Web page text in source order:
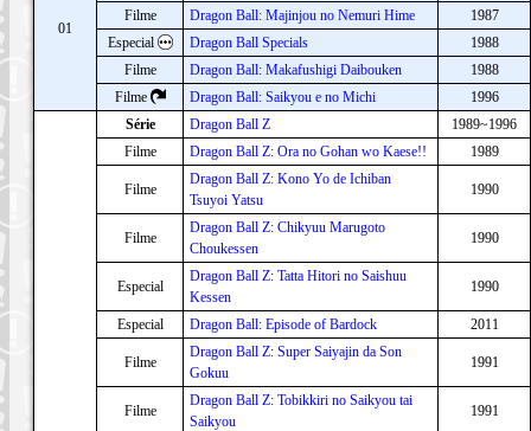
01
Filme
Dragon Ball: Majinjou no Nemuri Hime
1987
Especial
Dragon Ball Specials
1988
Filme
Dragon Ball: Makafushigi Daibouken
1988
Filme
Dragon Ball: Saikyou e no Michi 1996
Série Dragon Ball Z
1989~1996
Filme
Dragon Ball Z: Ora no Gohan wo Kaese!! 1989
Filme
Dragon Ball Z: Kono Yo de Ichiban
Tsuyoi Yatsu
1990
Filme
Dragon Ball Z: Chikyuu Marugoto
Choukessen
1990
Especial
Dragon Ball Z: Tatta Hitori no Saishuu
Kessen
1990
Especial Dragon Ball: Episode of Bardock 2011
Filme
Dragon Ball Z: Super Saiyajin da Son
Gokuu
1991
Filme
Dragon Ball Z: Tobikkiri no Saikyou tai
Saikyou
1991